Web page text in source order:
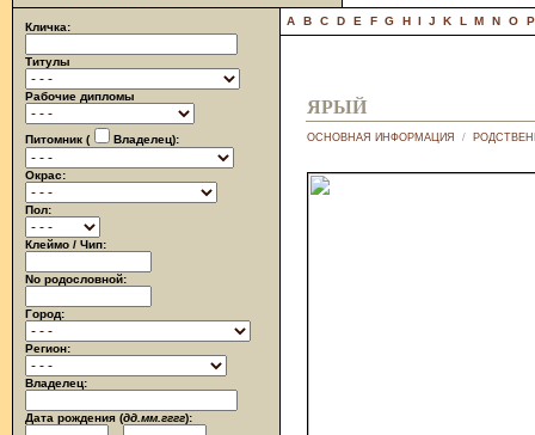
Кличка:
Титулы
Рабочие дипломы
Питомник ( Владелец):
Окрас:
Пол:
Клеймо / Чип:
No родословной:
Город:
Регион:
Владелец:
Дата рождения (дд.мм.гггг):
A B C D E F G H I J K L M N O P
ЯРЫЙ
ОСНОВНАЯ ИНФОРМАЦИЯ /